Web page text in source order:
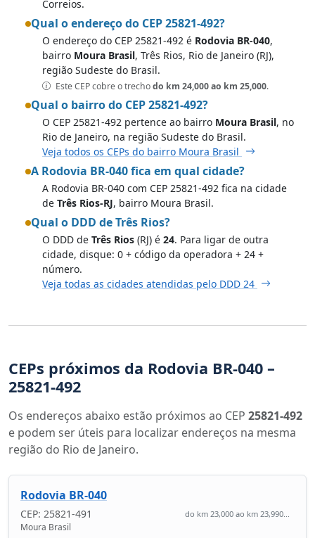
Correios.
Qual o endereço do CEP 25821-492?
O endereço do CEP 25821-492 é Rodovia BR-040,
bairro Moura Brasil, Três Rios, Rio de Janeiro (RJ),
região Sudeste do Brasil.
Este CEP cobre o trechodo km 24,000 ao km 25,000.
Qual o bairro do CEP 25821-492?
O CEP 25821-492 pertence ao bairro Moura Brasil, no
Rio de Janeiro, na região Sudeste do Brasil.
Veja todos os CEPs do bairro Moura Brasil
A Rodovia BR-040 fica em qual cidade?
A Rodovia BR-040 com CEP 25821-492 fica na cidade
de Três Rios-RJ, bairro Moura Brasil.
Qual o DDD de Três Rios?
O DDD de Três Rios (RJ) é 24. Para ligar de outra
cidade, disque: 0 + código da operadora + 24 +
número.
Veja todas as cidades atendidas pelo DDD 24
CEPs próximos da Rodovia BR-040 –
25821-492
Os endereços abaixo estão próximos ao CEP 25821-492
e podem ser úteis para localizar endereços na mesma
região do Rio de Janeiro.
Rodovia BR-040
CEP: 25821-491 do km 23,000 ao km 23,990...
Moura Brasil